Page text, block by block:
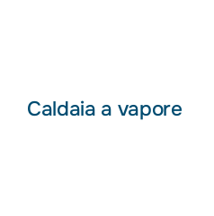
Caldaia a vapore